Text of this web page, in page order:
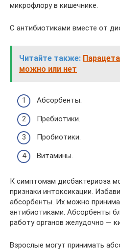
микрофлору в кишечнике.
С антибиотиками вместе от
Читайте также:
можно или нет
Абсорбенты.
Пребиотики.
Пробиотики.
Витамины.
К симптомам дисбактериоза
признаки интоксикации.
абсорбенты. Их можно
антибиотиками. Абсорбенты
работу органов желудочно —
Взрослые могут принимать